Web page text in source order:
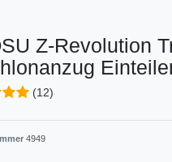
Z-Revolution
(12)
4949